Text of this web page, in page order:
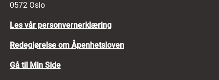
0572 Oslo
Les vår personvernerklæring
Redegjørelse om Åpenhetsloven
Gå til Min Side